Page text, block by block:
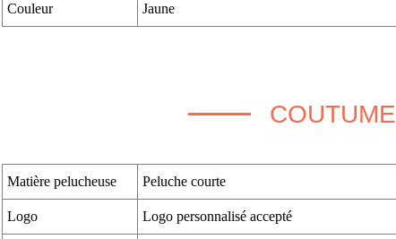
Couleur Jaune
COUTUME
Matière pelucheuse Peluche courte
Logo Logo personnalisé accepté